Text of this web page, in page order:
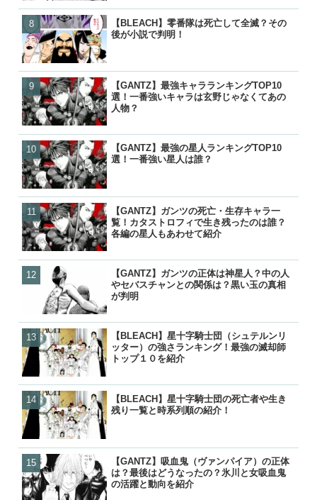
【BLEACH】零番隊は死亡して全滅？その
後が小説で判明！
【GANTZ】最強キャラランキングTOP10
選！一番強いキャラは玄野じゃなくてあの
人物？
【GANTZ】最強の星人ランキングTOP10
選！一番強い星人は誰？
【GANTZ】ガンツの死亡・生存キャラ一
覧！カタストロフィで生き残ったのは誰？
各編の星人もあわせて紹介
【GANTZ】ガンツの正体は神星人？中の人
やセバスチャンとの関係は？黒い玉の真相
が判明
【BLEACH】星十字騎士団（シュテルンリ
ッター）の強さランキング！最強の滅却師
トップ１０を紹介
【BLEACH】星十字騎士団の死亡者や生き
残り一覧と時系列順の紹介！
【GANTZ】吸血鬼（ヴァンパイア）の正体
は？最後はどうなったの？氷川と女吸血鬼
の活躍と動向を紹介
【名探偵コナン】コナンの
【GANTZ】最強の星人ラン
選！一番強い星人は誰？
【GANTZ】ガンツの死亡・
覧！カタストロフィで生き
【GANTZ】最強キャララン
選！一番強いキャラは玄野
人物？
【GANTZ】ガンツの正体は
やセバスチャンとの関係は
【GANTZ】吸血鬼（ヴァン
は？最後はどうなったの？
【BLEACH】星十字騎士団
残り一覧と時系列順の紹介
【BLEACH】星十字騎士団
ッター）の強さランキング
【名探偵コナン】コナンの
【GANTZ】最強の星人ラン
選！一番強い星人は誰？
【GANTZ】最強キャララン
選！一番強いキャラは玄野
【GANTZ】ガンツの死亡・
覧！カタストロフィで生き
各編の星人もあわせて紹介
【ぬらりひょんの孫】リク
ら）って結婚したの？キス
【炎炎ノ消防隊】森羅の母
（マリクサカベ）の正体は
【GANTZ】ガンツの正体は
やセバスチャンとの関係は
【BLEACH】星十字騎士団
残り一覧と時系列順の紹介
【BORUTO】うずまきボル
【BLEACH】護廷十三隊の
覧！初代から10年後まで歴
【BLEACH】零番隊は死亡
後が小説で判明！
【ワンピース】ローが敗北
げの詳細と敗走について
【鬼滅の刃】炭治郎や生存
の後は？何をしてるの？
【NARUTO】尾獣の能力・
後・死亡を一覧で紹介！
【GANTZ】ガンツの死亡・
覧！カタストロフィで生き
【GANTZ】レイカの最後と
クローンとはどうなったの